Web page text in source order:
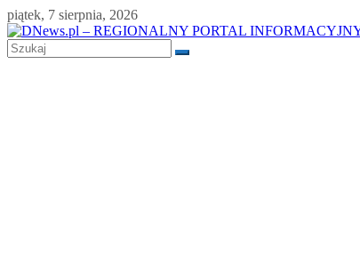
Skip
to
content
piątek, 7 sierpnia, 2026